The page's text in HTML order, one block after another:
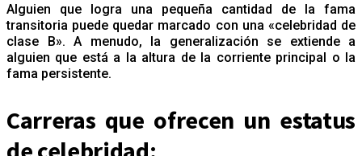
Alguien que logra una pequeña cantidad de la fama
transitoria puede quedar marcado con una «celebridad de
clase B». A menudo, la generalización se extiende a
alguien que está a la altura de la corriente principal o la
fama persistente.
Carreras que ofrecen un estatus